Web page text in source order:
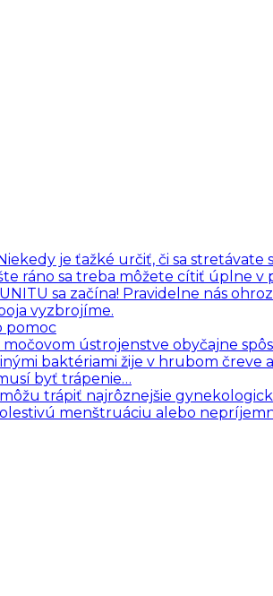
je ťažké určiť, či sa
ráno sa treba môžete cítiť úplne v
sa začína! Pravidelne nás
vyzbrojíme.
pomoc
močovom ústrojenstve obyčajne
baktériami žije v hrubom
byť trápenie…
trápiť najrôznejšie
menštruáciu alebo